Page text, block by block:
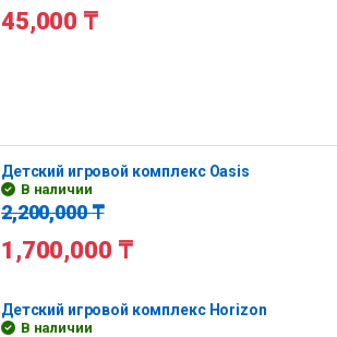
45,000 ₸
Детский игровой комплекс Oasis
В наличии
2,200,000₸
1,700,000 ₸
Детский игровой комплекс Horizon
В наличии